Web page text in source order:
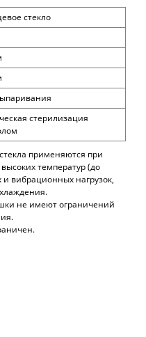
стекло
стерилизация
применяются при
температур (до
вибрационных нагрузок,
не имеют ограничений